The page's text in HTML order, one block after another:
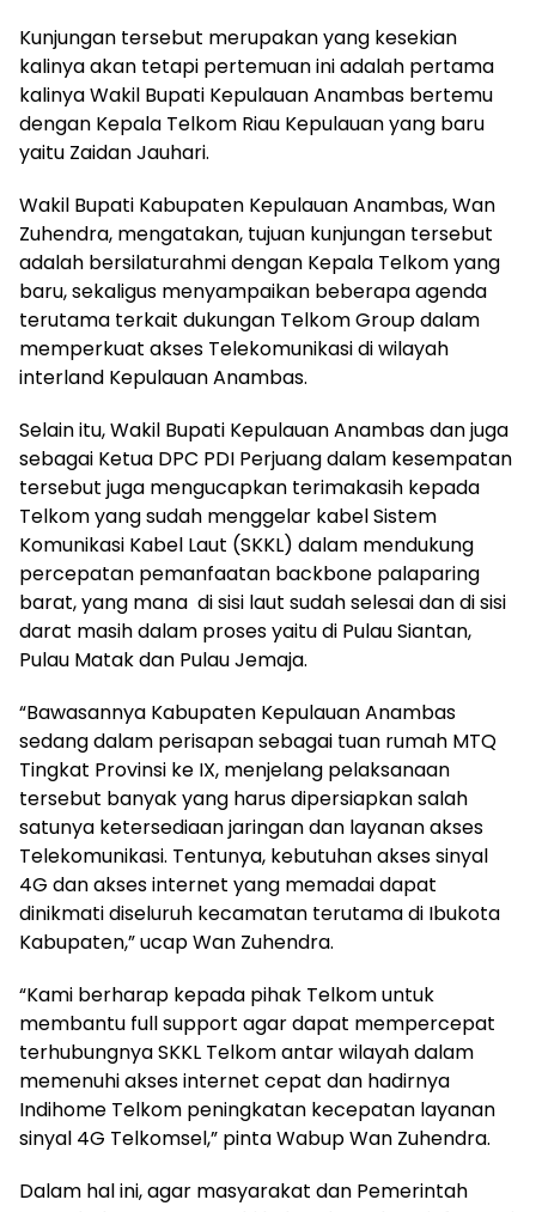
Kunjungan tersebut merupakan yang kesekian
kalinya akan tetapi pertemuan ini adalah pertama
kalinya Wakil Bupati Kepulauan Anambas bertemu
dengan Kepala Telkom Riau Kepulauan yang baru
yaitu Zaidan Jauhari.
Wakil Bupati Kabupaten Kepulauan Anambas, Wan
Zuhendra, mengatakan, tujuan kunjungan tersebut
adalah bersilaturahmi dengan Kepala Telkom yang
baru, sekaligus menyampaikan beberapa agenda
terutama terkait dukungan Telkom Group dalam
memperkuat akses Telekomunikasi di wilayah
interland Kepulauan Anambas.
Selain itu, Wakil Bupati Kepulauan Anambas dan juga
sebagai Ketua DPC PDI Perjuang dalam kesempatan
tersebut juga mengucapkan terimakasih kepada
Telkom yang sudah menggelar kabel Sistem
Komunikasi Kabel Laut (SKKL) dalam mendukung
percepatan pemanfaatan backbone palaparing
barat, yang mana di sisi laut sudah selesai dan di sisi
darat masih dalam proses yaitu di Pulau Siantan,
Pulau Matak dan Pulau Jemaja.
“Bawasannya Kabupaten Kepulauan Anambas
sedang dalam perisapan sebagai tuan rumah MTQ
Tingkat Provinsi ke IX, menjelang pelaksanaan
tersebut banyak yang harus dipersiapkan salah
satunya ketersediaan jaringan dan layanan akses
Telekomunikasi. Tentunya, kebutuhan akses sinyal
4G dan akses internet yang memadai dapat
dinikmati diseluruh kecamatan terutama di Ibukota
Kabupaten,” ucap Wan Zuhendra.
“Kami berharap kepada pihak Telkom untuk
membantu full support agar dapat mempercepat
terhubungnya SKKL Telkom antar wilayah dalam
memenuhi akses internet cepat dan hadirnya
Indihome Telkom peningkatan kecepatan layanan
sinyal 4G Telkomsel,” pinta Wabup Wan Zuhendra.
Dalam hal ini, agar masyarakat dan Pemerintah